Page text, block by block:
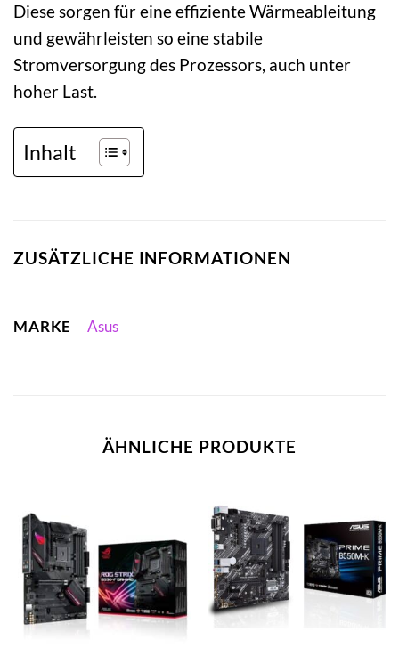
Diese sorgen für eine effiziente Wärmeableitung
und gewährleisten so eine stabile
Stromversorgung des Prozessors, auch unter
hoher Last.
Inhalt
ZUSÄTZLICHE INFORMATIONEN
MARKE Asus
ÄHNLICHE PRODUKTE